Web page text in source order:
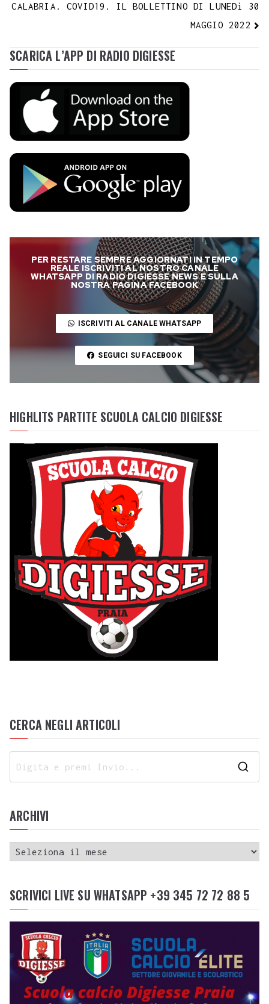
CALABRIA. COVID19. IL BOLLETTINO DI LUNEDì 30
MAGGIO 2022
SCARICA L’APP DI RADIO DIGIESSE
PER RESTARE SEMPRE AGGIORNATI IN TEMPO
REALE ISCRIVITI AL NOSTRO CANALE
WHATSAPP DI RADIO DIGIESSE NEWS E SULLA
NOSTRA PAGINA FACEBOOK
ISCRIVITI AL CANALE WHATSAPP
SEGUICI SU FACEBOOK
HIGHLITS PARTITE SCUOLA CALCIO DIGIESSE
CERCA NEGLI ARTICOLI
ARCHIVI
SCRIVICI LIVE SU WHATSAPP +39 345 72 72 88 5